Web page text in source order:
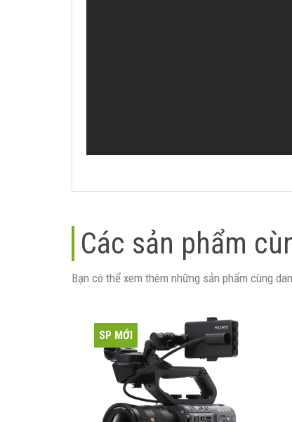
Các sản phẩm
Bạn có thể xem thêm những sản phẩm cùng
SP MỚI